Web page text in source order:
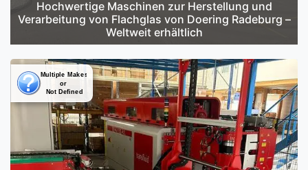
Hochwertige Maschinen zur Herstellung und
Verarbeitung von Flachglas von Doering Radeburg –
Weltweit erhältlich